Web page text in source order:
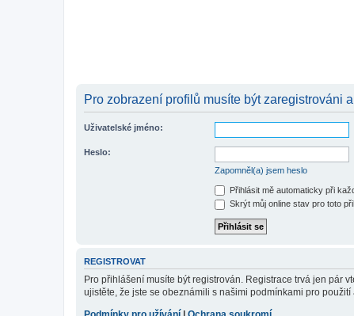
Pro zobrazení profilů musíte být zaregistrováni
Uživatelské jméno:
Heslo:
Zapomněl(a) jsem heslo
Přihlásit mě automaticky při
Skrýt můj online stav pro toto
REGISTROVAT
Pro přihlášení musíte být registrován. Registrace trvá jen pár
ujistěte, že jste se obeznámili s našimi podmínkami pro